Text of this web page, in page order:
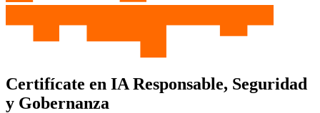
Certifícate en IA Responsable, Seguridad
y Gobernanza